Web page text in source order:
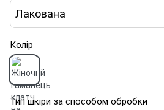
Лакована
Колір
Тип шкіри за способом обробки